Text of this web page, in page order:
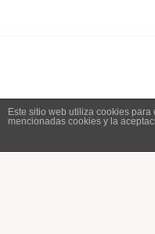
Este sitio web utiliza cookies
mencionadas cookies y la